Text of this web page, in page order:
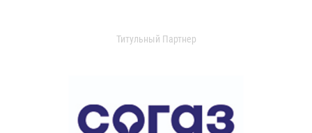
Титульный Партнер